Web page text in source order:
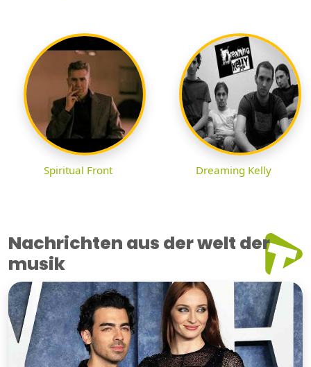
Spiritual Front Dreaming Kelly
Nachrichten aus der welt der
musik